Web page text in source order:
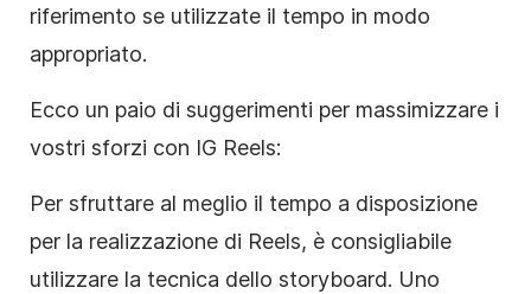
riferimento se utilizzate il tempo in modo
appropriato.
Ecco un paio di suggerimenti per massimizzare i
vostri sforzi con IG Reels:
Per sfruttare al meglio il tempo a disposizione
per la realizzazione di Reels, è consigliabile
utilizzare la tecnica dello storyboard. Uno